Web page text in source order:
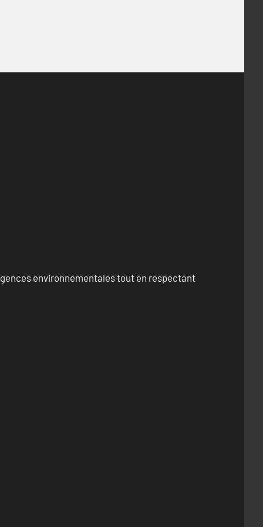
environnementales tout en respectant